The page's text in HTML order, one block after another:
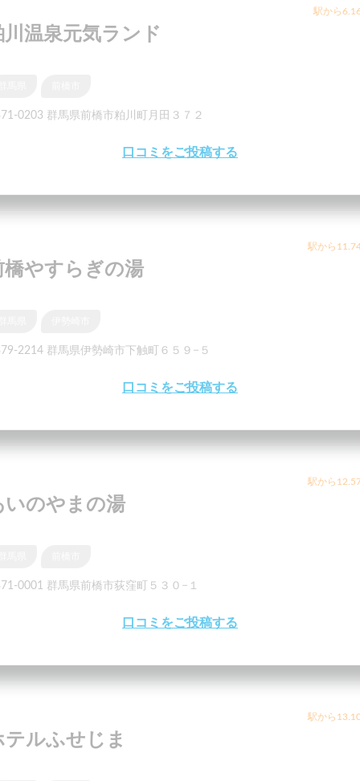
駅から
川温泉元気ランド
0203 群馬県前橋市粕川町月田３７２
口コミをご投稿する
駅から
橋やすらぎの湯
2214 群馬県伊勢崎市下触町６５９−５
口コミをご投稿する
駅から
いのやまの湯
0001 群馬県前橋市荻窪町５３０−１
口コミをご投稿する
駅から
テルふせじま